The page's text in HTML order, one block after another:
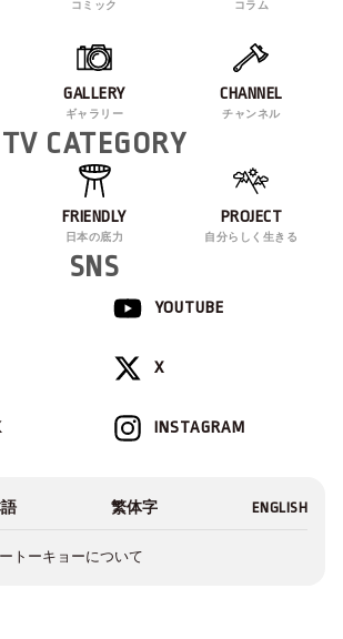
コミック コラム
GALLERY
ギャラリー
CHANNEL
チャンネル
TV CATEGORY
FRIENDLY
日本の底力
PROJECT
自分らしく生きる
SNS
YOUTUBE
X
INSTAGRAM
トーキョーについて